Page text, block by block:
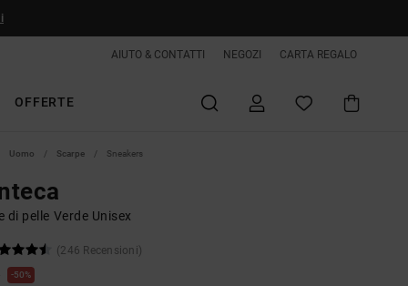
AIUTO & CONTATTI NEGOZI CARTA REGALO
OFFERTE
Uomo Scarpe Sneakers
di pelle Verde Unisex
(246 Recensioni)
50%